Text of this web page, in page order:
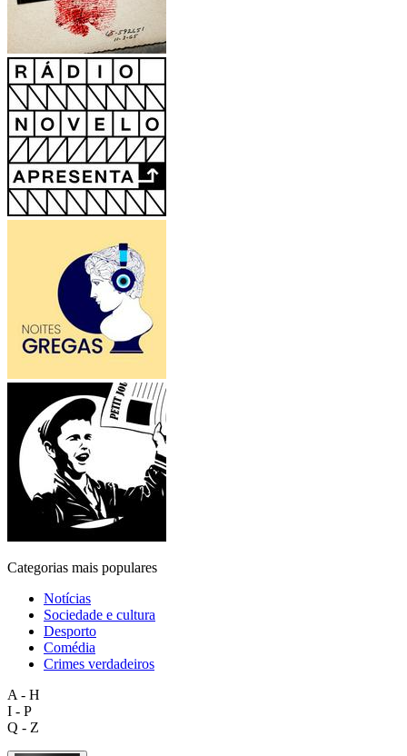
Categorias mais populares
Notícias
Sociedade e cultura
Desporto
Comédia
Crimes verdadeiros
A - H
I - P
Q - Z